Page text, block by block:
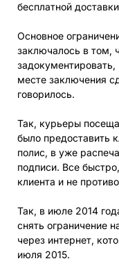
бесплатной
Основное
заключалось в том,
месте заключения
говорилось.
Так, курьеры
было предоставить
полис, в уже
подписи. Все
клиента и не
Так, в июле 2014
снять ограничение
через интернет,
июля 2015.